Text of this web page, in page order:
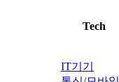
Tech
IT기기